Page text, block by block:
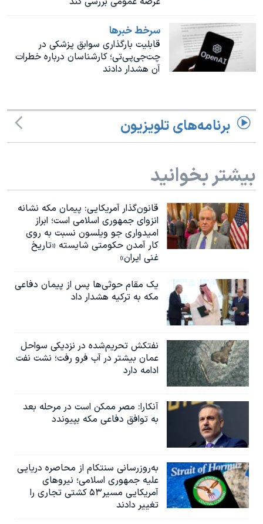
نرگس محمدی برنده جایزه نوبل صلح
همایش محافظه‌کاران آمریکا «سی‌پک»
صفحه‌های ویژه
سرخط خبرها
قابلیت بارگذاری سوابق پزشکی در
چت‌جی‌پی‌تی؛ کارشناسان درباره خطرات
آن هشدار دادند
برنامه‌های تلویزیون
بیشتر بخوانید
قانون‌گذار آمریکایی: پیمان مکه نشانه
انزوای جمهوری اسلامی است؛ ابراز
امیدواری جو ویلسون نسبت به روی
کار آمدن حکومتی شایسته «تاریخ
غنی ایران»
یک مقام حوثی‌ها پس از پیمان دفاعی
مکه به ترکیه هشدار داد
نفتکش تحریم‌شده در نزدیکی سواحل
عمان بیشتر در آب فرو رفت؛ نشت نفت
ادامه دارد
آنکارا: مصر ممکن است در مرحله بعد
به توافق دفاعی مکه بپیوندد
به‌روزرسانی سنتکام از محاصره دریایی
علیه جمهوری اسلامی؛ نیروهای
آمریکایی مسیر۵۳ کشتی تجاری را
تغییر دادند